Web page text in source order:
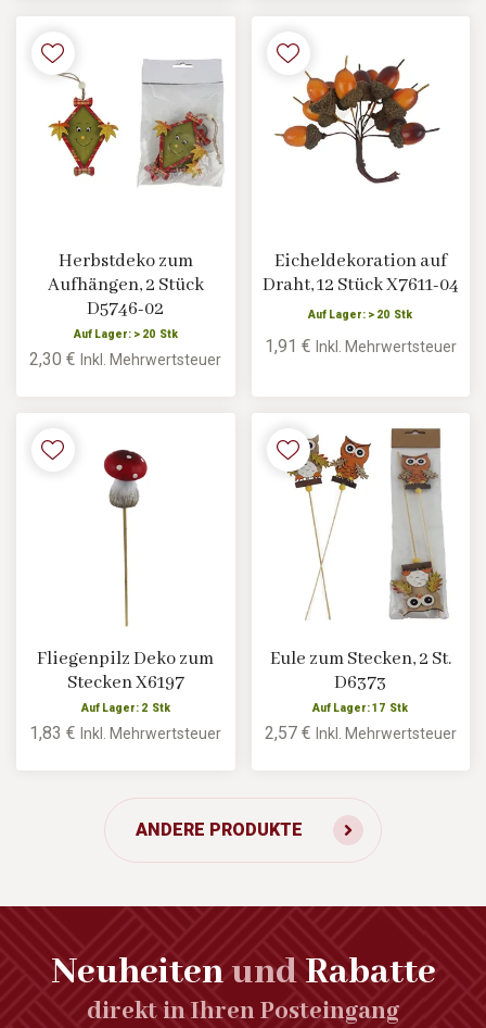
Herbstdeko zum
Aufhängen, 2 Stück
D5746-02
Auf Lager: > 20 Stk
2,30 €Inkl. Mehrwertsteuer
Eicheldekoration auf
Draht, 12 Stück X7611-04
Auf Lager: > 20 Stk
1,91 € Inkl. Mehrwertsteuer
Fliegenpilz Deko zum
Stecken X6197
Auf Lager: 2 Stk
1,83 €Inkl. Mehrwertsteuer
Eule zum Stecken, 2 St.
D6373
Auf Lager: 17 Stk
2,57 € Inkl. Mehrwertsteuer
ANDERE PRODUKTE
NeuheitenundRabatte
direkt in Ihren Posteingang